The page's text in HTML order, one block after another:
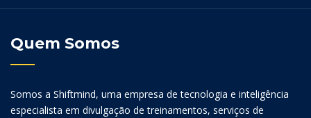
Quem Somos
Somos a Shiftmind, uma empresa de tecnologia e inteligência
especialista em divulgação de treinamentos, serviços de